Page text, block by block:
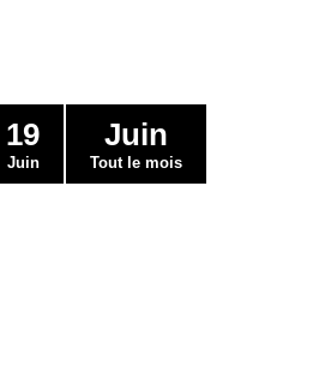
19
Juin
Juin
Tout le mois